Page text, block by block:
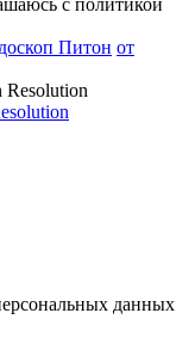
Питон от
данных